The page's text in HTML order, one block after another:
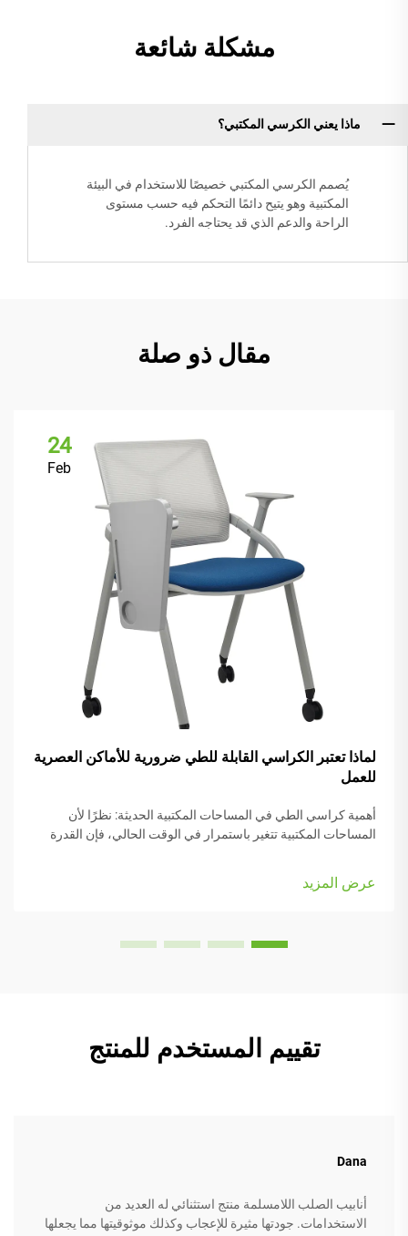
مشكلة شائعة
ماذا يعني الكرسي المكتبي؟
يُصمم الكرسي المكتبي خصيصًا للاستخدام في البيئة
المكتبية وهو يتيح دائمًا التحكم فيه حسب مستوى
الراحة والدعم الذي قد يحتاجه الفرد.
مقال ذو صلة
24
Feb
لماذا تعتبر الكراسي القابلة للطي ضرورية للأماكن العصرية
للعمل
أهمية كراسي الطي في المساحات المكتبية الحديثة: نظرًا لأن
المساحات المكتبية تتغير باستمرار في الوقت الحالي، فإن القدرة
استيعاب...
عرض المزيد
تقييم المستخدم للمنتج
Dana
أنابيب الصلب اللامسلمة منتج استثنائي له العديد من
الاستخدامات. جودتها مثيرة للإعجاب وكذلك موثوقيتها مما يجعلها